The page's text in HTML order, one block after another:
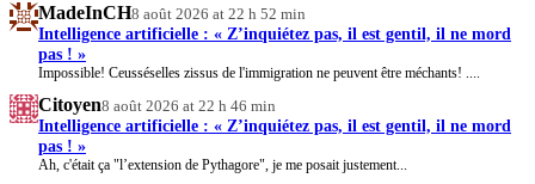
MadeInCH8 août 2026 at 22 h 52 min
Intelligence artificielle : « Z’inquiétez pas, il est gentil, il ne mord
pas ! »
Impossible! Ceusséselles zissus de l'immigration ne peuvent être méchants! ....
Citoyen8 août 2026 at 22 h 46 min
Intelligence artificielle : « Z’inquiétez pas, il est gentil, il ne mord
pas ! »
Ah, c'était ça "l’extension de Pythagore", je me posait justement...